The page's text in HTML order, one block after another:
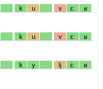
k u v ɛː ʁ
k u v ɛː ʁ
k y lj ɛː ʁ